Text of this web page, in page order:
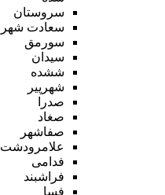
سروستان
سعادت شهر
سورمق
سیدان
ششده
شهرپیر
صدرا
صغاد
صفاشهر
علامرودشت
فدامی
فراشبند
فسا